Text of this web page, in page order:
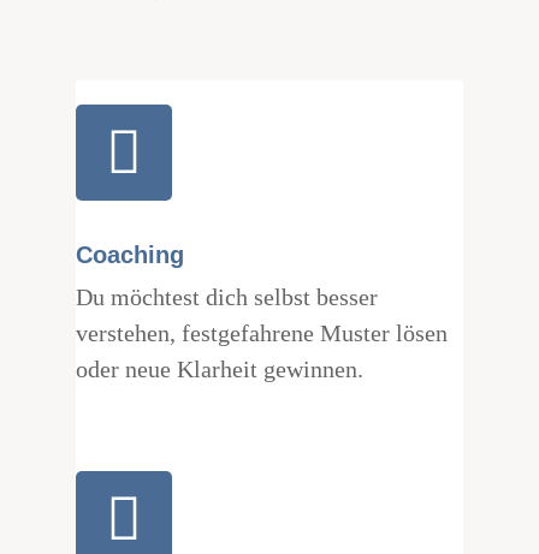
Coaching
Du möchtest dich selbst besser
verstehen, festgefahrene Muster lösen
oder neue Klarheit gewinnen.